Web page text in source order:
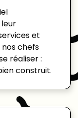
et
chefs
réaliser :
construit.